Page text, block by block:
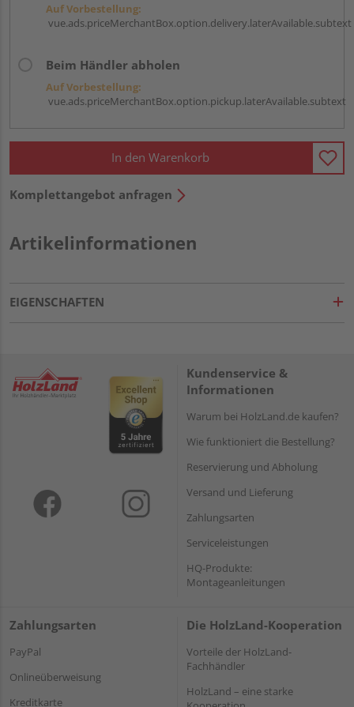
Auf Vorbestellung:
vue.ads.priceMerchantBox.option.delivery.laterAvailable.subtext
Beim Händler abholen
Auf Vorbestellung:
vue.ads.priceMerchantBox.option.pickup.laterAvailable.subtext
In den Warenkorb
Komplettangebot anfragen
Artikelinformationen
EIGENSCHAFTEN
Kundenservice &
Informationen
Warum bei HolzLand.de kaufen?
Wie funktioniert die Bestellung?
Reservierung und Abholung
Versand und Lieferung
Zahlungsarten
Serviceleistungen
HQ-Produkte:
Montageanleitungen
Zahlungsarten
PayPal
Onlineüberweisung
Kreditkarte
Die HolzLand-Kooperation
Vorteile der HolzLand-
Fachhändler
HolzLand – eine starke